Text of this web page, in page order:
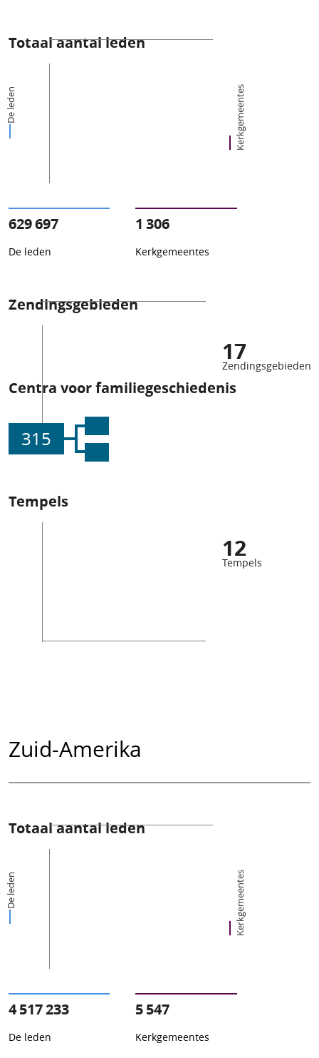
Totaal aantal leden
De leden Kerkgemeentes
629 697
De leden
1 306
Kerkgemeentes
Zendingsgebieden
17
Zendingsgebieden
Centra voor familiegeschiedenis
315
Tempels
12
Tempels
Zuid-Amerika
Totaal aantal leden
De leden Kerkgemeentes
4 517 233
De leden
5 547
Kerkgemeentes